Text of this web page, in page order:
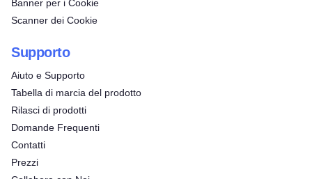
Banner per i Cookie
Scanner dei Cookie
Supporto
Aiuto e Supporto
Tabella di marcia del prodotto
Rilasci di prodotti
Domande Frequenti
Contatti
Prezzi